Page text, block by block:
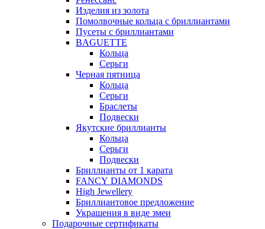
Изделия из золота
Помолвочные кольца с бриллиантами
Пусеты с бриллиантами
BAGUETTE
Кольца
Серьги
Черная пятница
Кольца
Серьги
Браслеты
Подвески
Якутские бриллианты
Кольца
Серьги
Подвески
Бриллианты от 1 карата
FANCY DIAMONDS
High Jewellery
Бриллиантовое предложение
Украшения в виде змеи
Подарочные сертификаты